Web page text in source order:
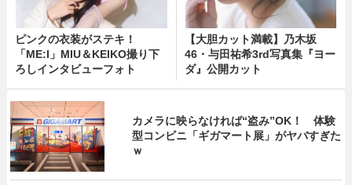
ピンクの衣装がステキ！
「ME:I」MIU＆KEIKO撮り下
ろしインタビューフォト
【大胆カット満載】乃木坂
46・与田祐希3rd写真集『ヨー
ダ』公開カット
カメラに映らなければ“盗み”OK！ 体験
型コンビニ「ギガマート展」がヤバすぎた
ｗ